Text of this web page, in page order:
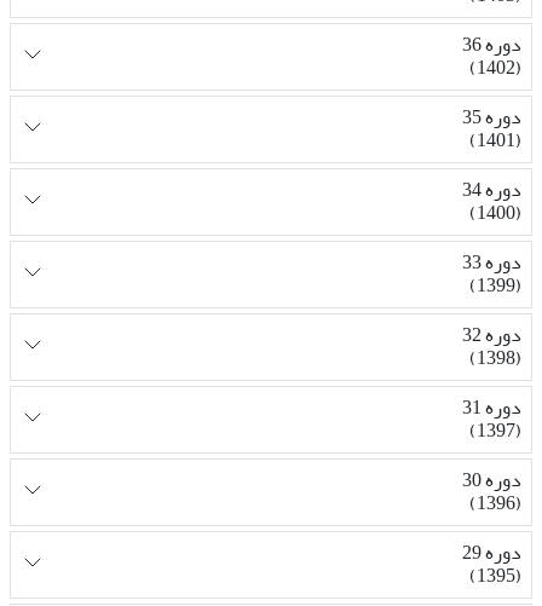
دوره 36
(1402)
دوره 35
(1401)
دوره 34
(1400)
دوره 33
(1399)
دوره 32
(1398)
دوره 31
(1397)
دوره 30
(1396)
دوره 29
(1395)